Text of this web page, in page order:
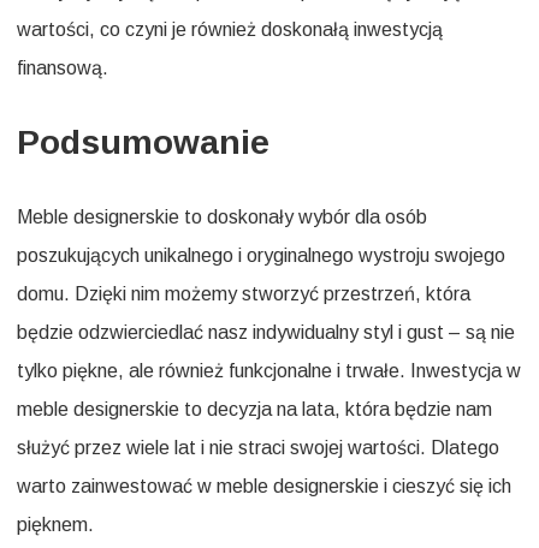
wartości, co czyni je również doskonałą inwestycją
finansową.
Podsumowanie
Meble designerskie to doskonały wybór dla osób
poszukujących unikalnego i oryginalnego wystroju swojego
domu. Dzięki nim możemy stworzyć przestrzeń, która
będzie odzwierciedlać nasz indywidualny styl i gust – są nie
tylko piękne, ale również funkcjonalne i trwałe. Inwestycja w
meble designerskie to decyzja na lata, która będzie nam
służyć przez wiele lat i nie straci swojej wartości. Dlatego
warto zainwestować w meble designerskie i cieszyć się ich
pięknem.